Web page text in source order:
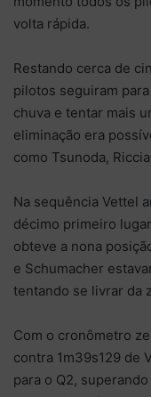
volta rápida.
Restando cerca de
pilotos seguiram
chuva e tentar mais
eliminação era
como Tsunoda,
Na sequência Vettel
décimo primeiro
obteve a nona
e Schumacher
tentando se livrar da
Com o cronômetro
contra 1m39s129 de
para o Q2,